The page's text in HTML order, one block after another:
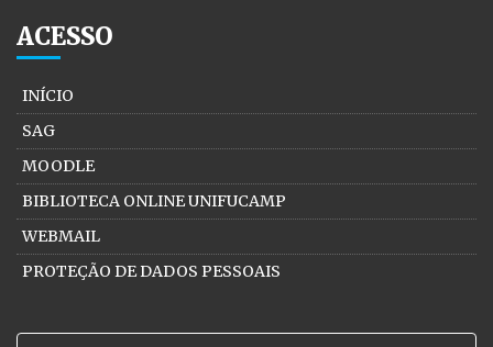
ACESSO
INÍCIO
SAG
MOODLE
BIBLIOTECA ONLINE UNIFUCAMP
WEBMAIL
PROTEÇÃO DE DADOS PESSOAIS